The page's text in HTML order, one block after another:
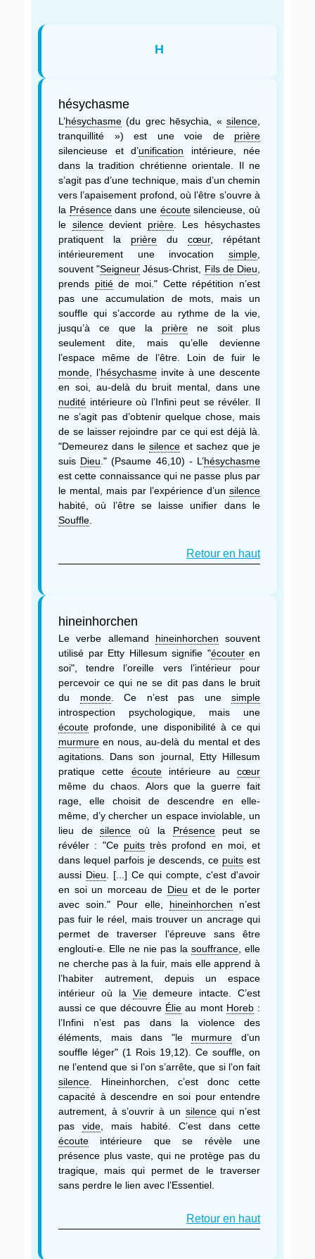
H
hésychasme
L’hésychasme (du grec hēsychia, « silence
tranquillité ») est une voie de prière
silencieuse et d’unification intérieure, née
dans la tradition chrétienne orientale. Il ne
s’agit pas d’une technique, mais d’un chemin
vers l’apaisement profond, où l’être s’ouvre à
la Présencedans une écoutesilencieuse, où
le silencedevient prière. Les hésychastes
pratiquent la prière du cœur, répétant
intérieurement une invocation simple
souvent "Seigneur Jésus-Christ, Fils de Dieu
prends pitiéde moi." Cette répétition n’est
pas une accumulation de mots, mais un
souffle qui s’accorde au rythme de la vie,
jusqu’à ce que la prière ne soit plus
seulement dite, mais qu’elle devienne
l’espace même de l’être. Loin de fuir le
monde , l’hésychasme invite à une descente
en soi, au-delà du bruit mental, dans une
nudité intérieure où l’Infini peut se révéler. Il
ne s’agit pas d’obtenir quelque chose, mais
de se laisser rejoindre par ce qui est déjà là.
"Demeurez dans lesilence et sachez que je
suis Dieu ." (Psaume 46,10) - L’hésychasme
est cette connaissance qui ne passe plus par
le mental, mais par l’expérience d’un silence
habité, où l’être se laisse unifier dans le
Souffle
Retour en haut
hineinhorchen
Le verbe allemand hineinhorchen souvent
utilisé par Etty Hillesum signifie "écouteren
soi", tendre l’oreille vers l’intérieur pour
percevoir ce qui ne se dit pas dans le bruit
du monde. Ce n’est pas une simple
introspection psychologique, mais une
écoute profonde, une disponibilité à ce qui
murmure en nous, au-delà du mental et des
agitations. Dans son journal, Etty Hillesum
pratique cette écouteintérieure aucœur
même du chaos. Alors que la guerre fait
rage, elle choisit de descendre en elle-
même, d’y chercher un espace inviolable, un
lieu desilence où la Présencepeut se
révéler : "Ce puitstrès profond en moi, et
dans lequel parfois je descends, ce puits est
aussi Dieu . [...] Ce qui compte, c'est d'avoir
en soi un morceau de Dieu et de le porter
avec soin." Pour elle, hineinhorchen n’est
pas fuir le réel, mais trouver un ancrage qui
permet de traverser l’épreuve sans être
englouti-e. Elle ne nie pas la souffrance , elle
ne cherche pas à la fuir, mais elle apprend à
l’habiter autrement, depuis un espace
intérieur où la Viedemeure intacte. C’est
aussi ce que découvre Élie au mont Horeb:
l’Infini n’est pas dans la violence des
éléments, mais dans "le murmure d’un
souffle léger" (1 Rois 19,12). Ce souffle, on
ne l’entend que si l’on s’arrête, que si l’on fait
silence . Hineinhorchen, c’est donc cette
capacité à descendre en soi pour entendre
autrement, à s’ouvrir à un silencequi n’est
pasvide , mais habité. C’est dans cette
écoute intérieure que se révèle une
présence plus vaste, qui ne protège pas du
tragique, mais qui permet de le traverser
sans perdre le lien avec l’Essentiel.
Retour en haut